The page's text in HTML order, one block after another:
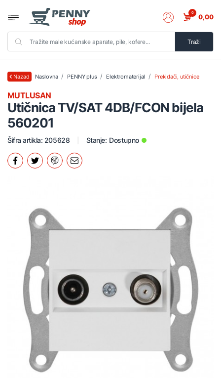
Traži
0 0,00
Nazad Naslovna PENNY plus Elektromaterijal Prekidači, utičnice
Utičnica TV/SAT 4DB/FCON bijela
560201
MUTLUSAN
Šifra artikla: 205628 Stanje: Dostupno